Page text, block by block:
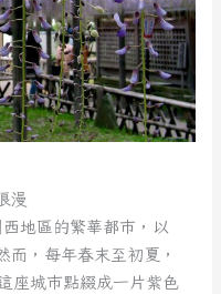
漫
地區的繁華都市，以
，每年春末至初夏，
座城市點綴成一片紫色